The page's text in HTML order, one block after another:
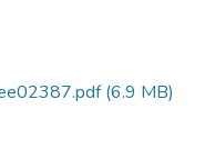
(6.9 MB)